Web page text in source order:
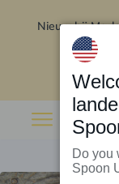
Nieuw bij
Do you
Spoon